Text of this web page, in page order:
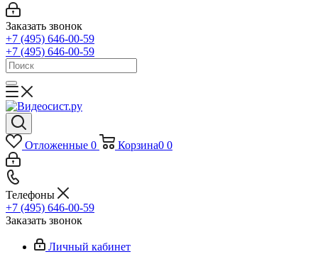
Заказать звонок
+7 (495) 646-00-59
+7 (495) 646-00-59
Отложенные 0 Корзина0 0
Телефоны
+7 (495) 646-00-59
Заказать звонок
Личный кабинет